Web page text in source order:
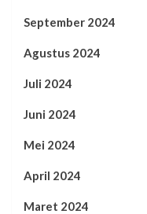
September 2024
Agustus 2024
Juli 2024
Juni 2024
Mei 2024
April 2024
Maret 2024